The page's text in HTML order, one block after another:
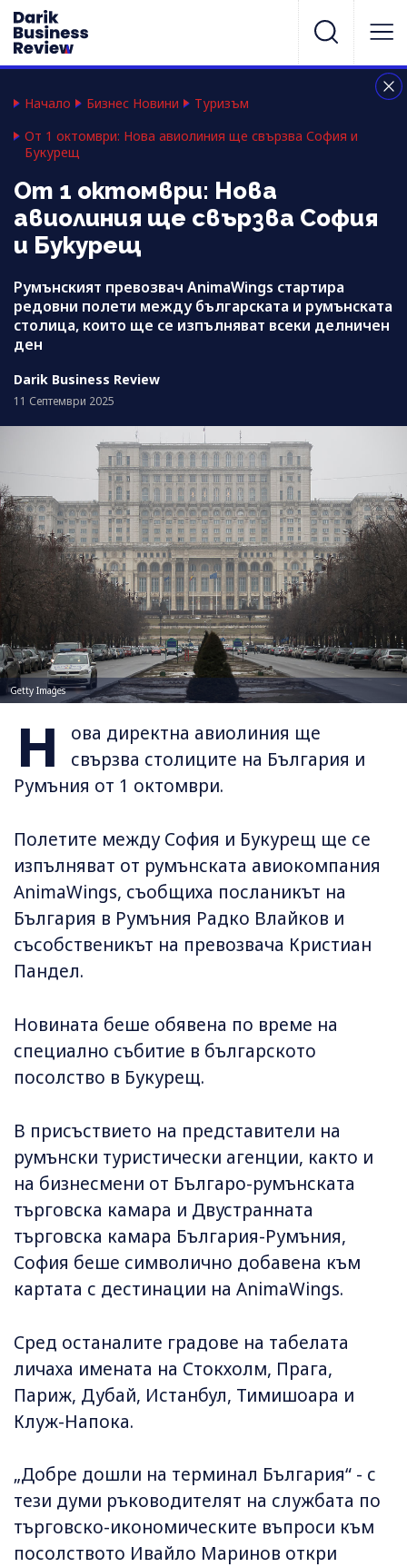
Начало Бизнес Новини
Туризъм
От 1 октомври: Нова авиолиния ще свързва София и
Букурещ
От 1 октомври: Нова
авиолиния ще свързва София
и Букурещ
Румънският превозвач AnimaWings стартира
редовни полети между българската и румънската
столица, които ще се изпълняват всеки делничен
ден
Darik Business Review
11 Септември 2025
Getty Images
Н
ова директна авиолиния ще
свързва столиците на България и
Румъния от 1 октомври.
Полетите между София и Букурещ ще се
изпълняват от румънската авиокомпания
AnimaWings, съобщиха посланикът на
България в Румъния Радко Влайков и
съсобственикът на превозвача Кристиан
Пандел.
Новината беше обявена по време на
специално събитие в българското
посолство в Букурещ.
В присъствието на представители на
румънски туристически агенции, както и
на бизнесмени от Българо-румънската
търговска камара и Двустранната
търговска камара България-Румъния,
София беше символично добавена към
картата с дестинации на AnimaWings.
Сред останалите градове на табелата
личаха имената на Стокхолм, Прага,
Париж, Дубай, Истанбул, Тимишоара и
Клуж-Напока.
„Добре дошли на терминал България“ - с
тези думи ръководителят на службата по
търговско-икономическите въпроси към
посолството Ивайло Маринов откри